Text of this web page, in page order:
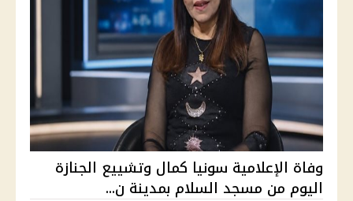
وفاة الإعلامية سونيا كمال وتشييع الجنازة
اليوم من مسجد السلام بمدينة ن...